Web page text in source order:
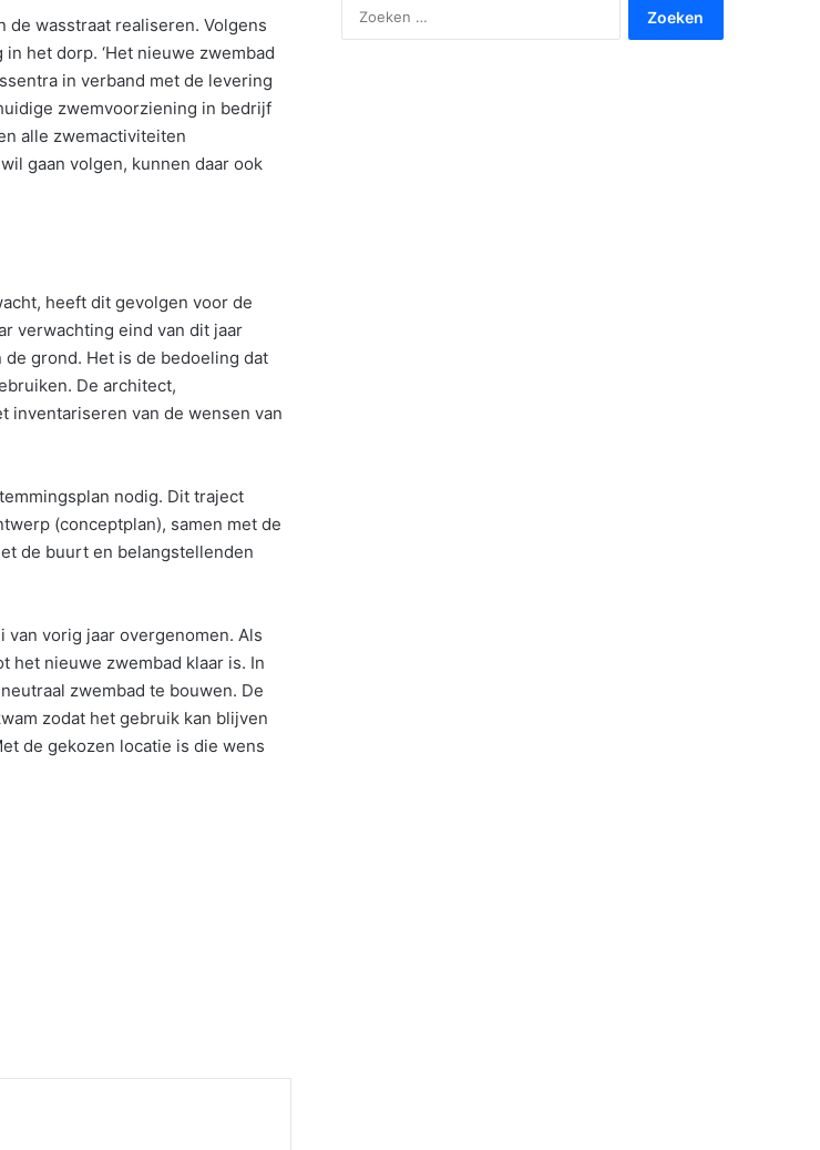
wasstraat realiseren. Volgens
het dorp. ‘Het nieuwe zwembad
in verband met de levering
zwemvoorziening in bedrijf
alle zwemactiviteiten
gaan volgen, kunnen daar ook
heeft dit gevolgen voor de
verwachting eind van dit jaar
grond. Het is de bedoeling dat
De architect,
inventariseren van de wensen van
nodig. Dit traject
(conceptplan), samen met de
de buurt en belangstellenden
vorig jaar overgenomen. Als
het nieuwe zwembad klaar is. In
zwembad te bouwen. De
zodat het gebruik kan blijven
de gekozen locatie is die wens
naar: